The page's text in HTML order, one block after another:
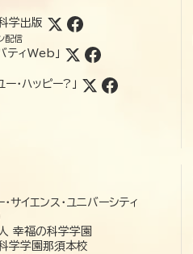
学出版
配信
バティWeb」
ー・ハッピー?」
・サイエンス・ユニバーシティ
幸福の科学学園
学学園那須本校